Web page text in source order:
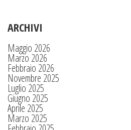
ARCHIVI
Maggio 2026
Marzo 2026
Febbraio 2026
Novembre 2025
Luglio 2025
Giugno 2025
Aprile 2025
Marzo 2025